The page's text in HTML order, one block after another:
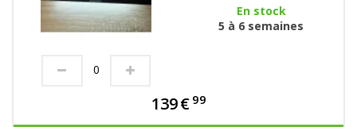
En stock
5 à 6 semaines
139€ 99